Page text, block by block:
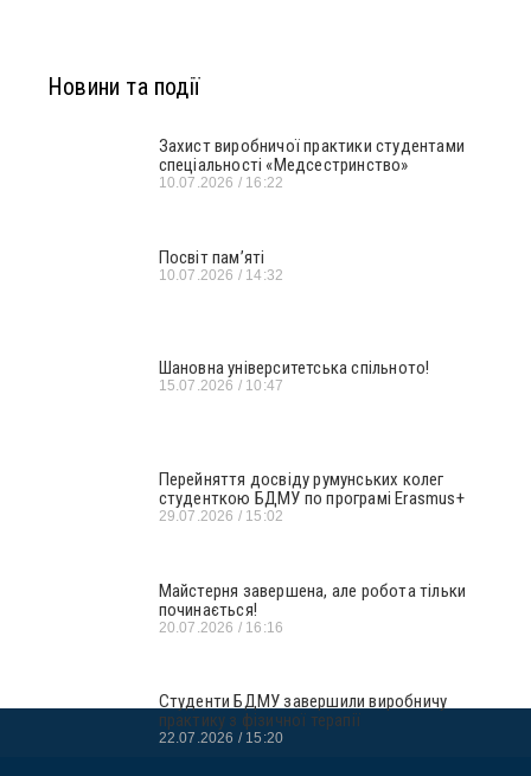
Новини та події
Захист виробничої практики студентами
спеціальності «Медсестринство»
10.07.2026 16:22
Посвіт пам’яті
10.07.2026 14:32
Шановна університетська спільното!
15.07.2026 10:47
Перейняття досвіду румунських колег
студенткою БДМУ по програмі Erasmus+
29.07.2026 15:02
Майстерня завершена, але робота тільки
починається!
20.07.2026 16:16
Студенти БДМУ завершили виробничу
практику з фізичної терапії
22.07.2026 15:20